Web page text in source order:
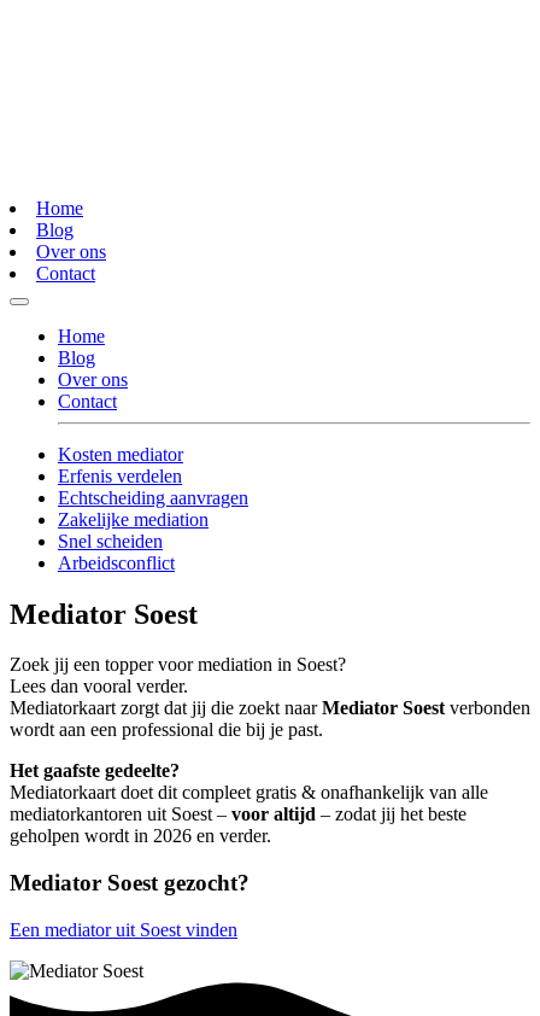
Home
Blog
Over ons
Contact
Home
Blog
Over ons
Contact
Kosten mediator
Erfenis verdelen
Echtscheiding aanvragen
Zakelijke mediation
Snel scheiden
Arbeidsconflict
Mediator Soest
Zoek jij een topper voor mediation in Soest?
Lees dan vooral verder.
Mediatorkaart zorgt dat jij die zoekt naarMediator Soestverbonden
wordt aan een professional die bij je past.
Het gaafste gedeelte?
Mediatorkaart doet dit compleet gratis & onafhankelijk van alle
mediatorkantoren uit Soest – voor altijd – zodat jij het beste
geholpen wordt in 2026 en verder.
Mediator Soest gezocht?
Een mediator uit Soest vinden